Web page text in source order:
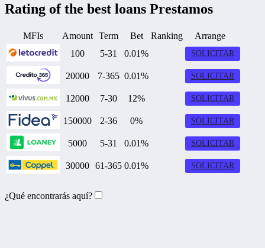
Rating of the best loans Prestamos
MFIs Amount Term Bet Ranking
Arrange
100
5-31 0.01% SOLICITAR
20000 7-365 0.01% SOLICITAR
12000 7-30 12% SOLICITAR
150000 2-36 0% SOLICITAR
5000 5-31 0.01% SOLICITAR
30000 61-365 0.01% SOLICITAR
¿Qué encontrarás aquí?